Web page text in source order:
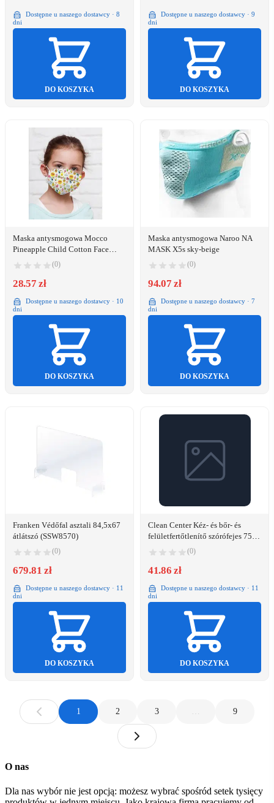
Dostępne u naszego dostawcy · 8
dni
DO KOSZYKA
Dostępne u naszego dostawcy · 9
dni
DO KOSZYKA
Maska antysmogowa Mocco
Pineapple Child Cotton Face
Mask Multiple Use 15x25 cm
(0)
28.57 zł
Dostępne u naszego dostawcy · 10
dni
DO KOSZYKA
Maska antysmogowa Naroo NA
MASK X5s sky-beige
(0)
94.07 zł
Dostępne u naszego dostawcy · 7
dni
DO KOSZYKA
Franken Védőfal asztali 84,5x67
átlátszó (SSW8570)
(0)
679.81 zł
Dostępne u naszego dostawcy · 11
dni
DO KOSZYKA
Clean Center Kéz- és bőr- és
felületfertőtlenítő szórófejes 750
ml Kliniko-Tempo_
(0)
41.86 zł
Dostępne u naszego dostawcy · 11
dni
DO KOSZYKA
1 2 3 … 9
O nas
Dla nas wybór nie jest opcją: możesz wybrać spośród setek tysięcy